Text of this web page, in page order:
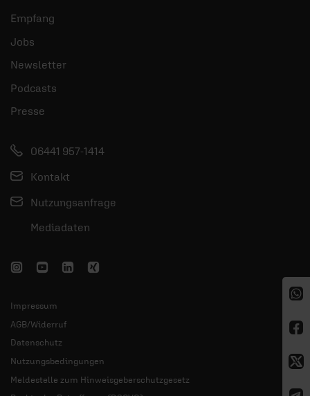
Empfang
Jobs
Newsletter
Podcasts
Presse
06441 957-1414
Kontakt
Nutzungsanfrage
Mediadaten
Impressum
AGB/Widerruf
Datenschutz
Nutzungsbedingungen
Meldestelle zum Hinweisgeberschutzgesetz